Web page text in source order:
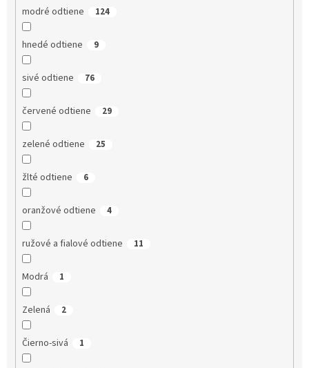
modré odtiene 124
hnedé odtiene 9
sivé odtiene 76
červené odtiene 29
zelené odtiene 25
žlté odtiene 6
oranžové odtiene 4
ružové a fialové odtiene 11
Modrá 1
Zelená 2
Čierno-sivá 1